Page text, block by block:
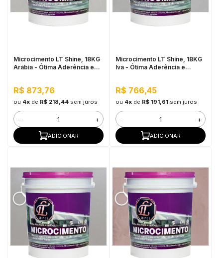
Microcimento LT Shine, 18KG
Arábia - Ótima Aderência e
R$ 873,76
ou 4xde R$ 218,44 sem juros
- +
ADICIONAR
Microcimento LT Shine, 18KG
Iva - Ótima Aderência e
R$ 766,45
ou 4xde R$ 191,61 sem juros
- +
ADICIONAR